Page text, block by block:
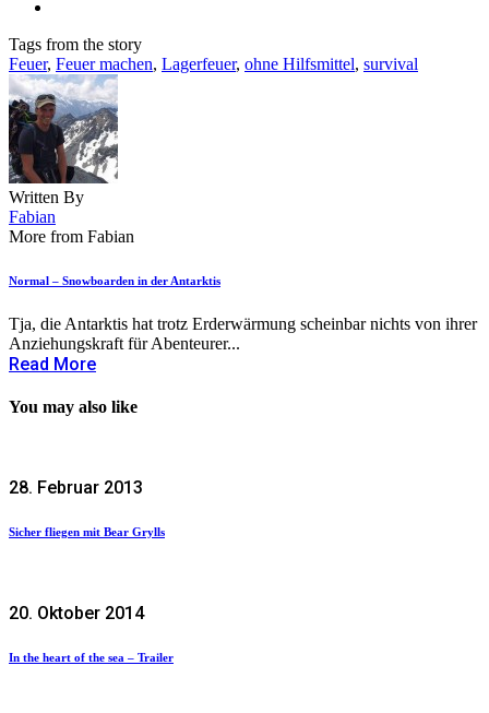
Tags from the story
Feuer, Feuer machen, Lagerfeuer, ohne Hilfsmittel, survival
Written By
Fabian
More from Fabian
Normal – Snowboarden in der Antarktis
Tja, die Antarktis hat trotz Erderwärmung scheinbar nichts von ihrer
Anziehungskraft für Abenteurer...
Read More
You may also like
28. Februar 2013
Sicher fliegen mit Bear Grylls
20. Oktober 2014
In the heart of the sea – Trailer